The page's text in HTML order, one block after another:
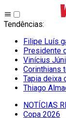
Tendências:
Filipe Luís
Presidente
Vinícius
Corinthians
Tapia deixa
Thiago
NOTÍCIAS
Copa 2026